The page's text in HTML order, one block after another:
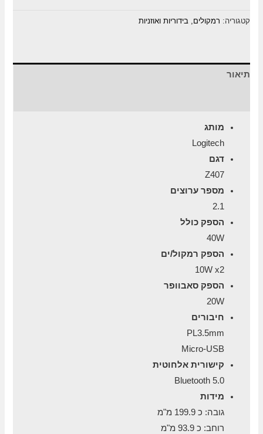
קטגוריה: רמקולים, בידוריות ואוזניות
תיאור
מותג
Logitech
דגם
Z407
מספר ערוצים
2.1
הספק כולל
40W
הספק רמקול/ים
10W x2
הספק סאבוופר
20W
חיבורים
PL3.5mm
Micro-USB
קישורית אלחוטית
Bluetooth 5.0
מידות
גובה: כ 199.9 מ"מ
רוחב: כ 93.9 מ"מ